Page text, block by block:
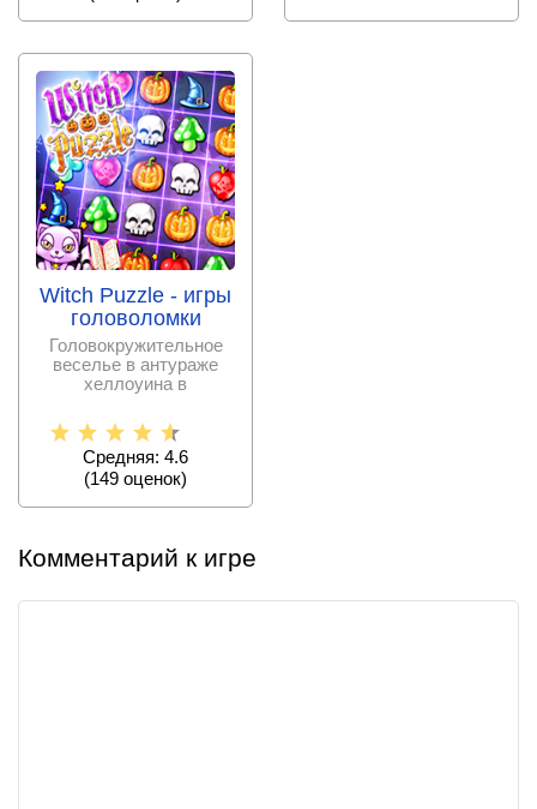
Witch Puzzle - игры
головоломки
Головокружительное
веселье в антураже
хеллоуина в
головоломке 3 в ряд.
Средняя: 4.6
(149 оценок)
Комментарий к игре